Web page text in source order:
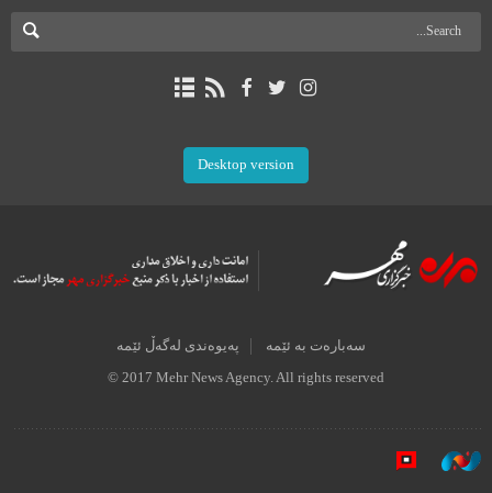
Desktop version
سەبارەت بە ئێمە پەیوەندی لەگەڵ ئێمە
© 2017 Mehr News Agency. All rights reserved